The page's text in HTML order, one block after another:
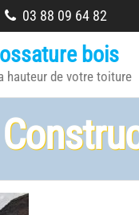
03 88 09 64 82
bois
hauteur de votre toiture